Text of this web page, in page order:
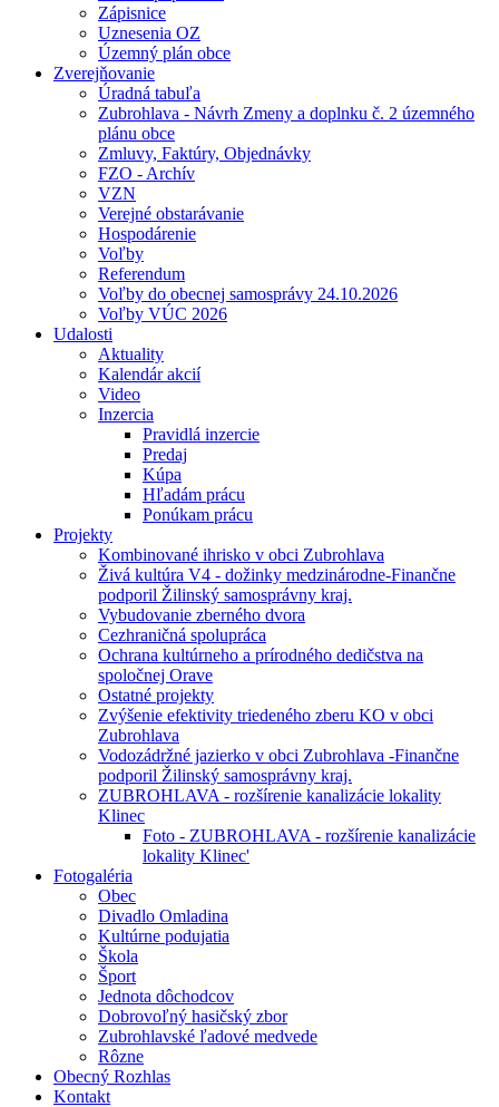
Zápisnice
Uznesenia OZ
Územný plán obce
Zverejňovanie
Úradná tabuľa
Zubrohlava - Návrh Zmeny a doplnku č. 2 územného
plánu obce
Zmluvy, Faktúry, Objednávky
FZO - Archív
VZN
Verejné obstarávanie
Hospodárenie
Voľby
Referendum
Voľby do obecnej samosprávy 24.10.2026
Voľby VÚC 2026
Udalosti
Aktuality
Kalendár akcií
Video
Inzercia
Pravidlá inzercie
Predaj
Kúpa
Hľadám prácu
Ponúkam prácu
Projekty
Kombinované ihrisko v obci Zubrohlava
Živá kultúra V4 - dožinky medzinárodne-Finančne
podporil Žilinský samosprávny kraj.
Vybudovanie zberného dvora
Cezhraničná spolupráca
Ochrana kultúrneho a prírodného dedičstva na
spoločnej Orave
Ostatné projekty
Zvýšenie efektivity triedeného zberu KO v obci
Zubrohlava
Vodozádržné jazierko v obci Zubrohlava -Finančne
podporil Žilinský samosprávny kraj.
ZUBROHLAVA - rozšírenie kanalizácie lokality
Klinec
Foto - ZUBROHLAVA - rozšírenie kanalizácie
lokality Klinec'
Fotogaléria
Obec
Divadlo Omladina
Kultúrne podujatia
Škola
Šport
Jednota dôchodcov
Dobrovoľný hasičský zbor
Zubrohlavské ľadové medvede
Rôzne
Obecný Rozhlas
Kontakt